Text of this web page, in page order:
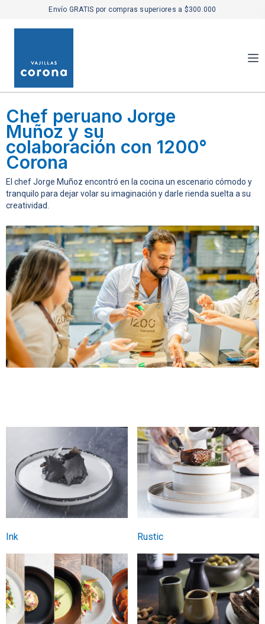
Envío GRATIS por compras superiores a $300.000
Chef peruano Jorge
Muñoz y su
colaboración con 1200°
Corona
El chef Jorge Muñoz encontró en la cocina un escenario cómodo y
tranquilo para dejar volar su imaginación y darle rienda suelta a su
creatividad.
Ink Rustic